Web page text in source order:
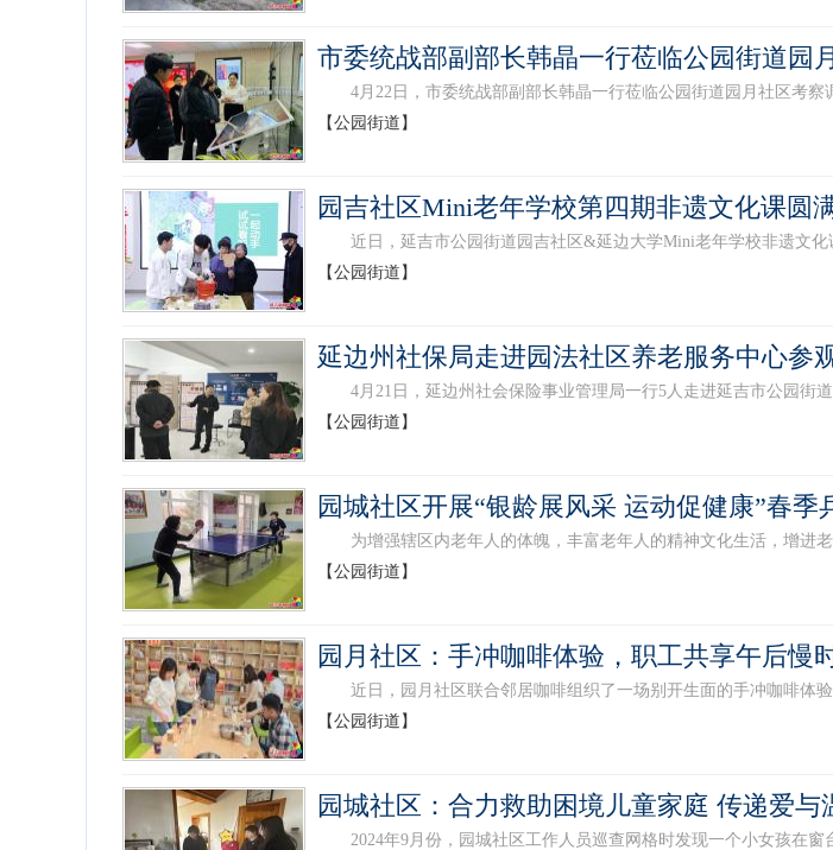
市委统战部副部长韩晶一行莅临公园街道园
4月22日，市委统战部副部长韩晶一行莅临公园街道园月社区考察
【公园街道】
园吉社区Mini老年学校第四期非遗文化课圆
近日，延吉市公园街道园吉社区&延边大学Mini老年学校非遗文
【公园街道】
延边州社保局走进园法社区养老服务中心参
4月21日，延边州社会保险事业管理局一行5人走进延吉市公园街
【公园街道】
园城社区开展“银龄展风采 运动促健康”春季
为增强辖区内老年人的体魄，丰富老年人的精神文化生活，增进老
【公园街道】
园月社区：手冲咖啡体验，职工共享午后慢
近日，园月社区联合邻居咖啡组织了一场别开生面的手冲咖啡体
【公园街道】
园城社区：合力救助困境儿童家庭 传递爱与
2024年9月份，园城社区工作人员巡查网格时发现一个小女孩在窗